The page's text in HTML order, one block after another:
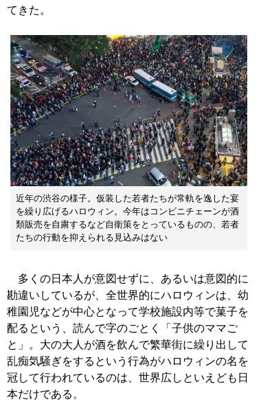
てきた。
近年の渋谷の様子。仮装した若者たちが常軌を逸した宴
を繰り広げるハロウィン。今年はコンビニチェーンが酒
類販売を自粛するなど自衛策をとっているものの、若者
たちの行動を抑えられる見込みはない
多くの日本人が意図せずに、あるいは意図的に
勘違いしているが、全世界的にハロウィンは、幼
稚園児などが中心となって学校施設内等で菓子を
配るという、読んで字のごとく「子供のママご
と」。大の大人が酒を飲んで繁華街に繰り出して
乱痴気騒ぎをするという行為がハロウィンの名を
冠して行われているのは、世界広しといえども日
本だけである。